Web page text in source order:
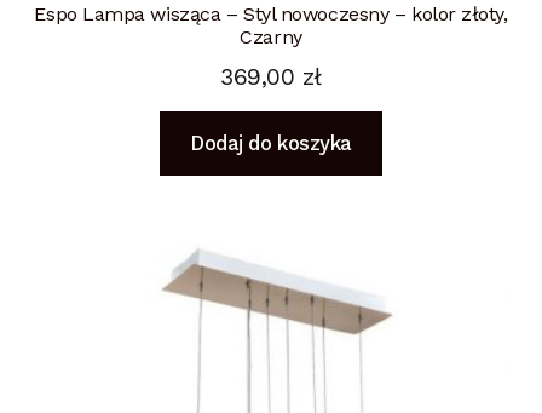
Espo Lampa wisząca – Styl nowoczesny – kolor złoty,
Czarny
369,00 zł
Dodaj do koszyka